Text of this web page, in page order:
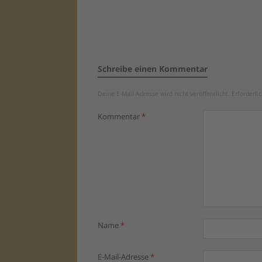
Schreibe einen Kommentar
Deine E-Mail-Adresse wird nicht veröffentlicht.
Kommentar*
Name*
E-Mail-Adresse*